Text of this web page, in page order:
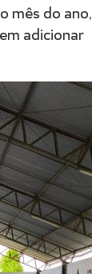
mês do ano,
adicionar